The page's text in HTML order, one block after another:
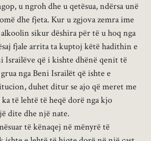
u ngroh dhe u qetësua, ndërsa unë
dhe fjeta. Kur u zgjova zemra ime
sikur dëshira për të u hoq nga
fjale arrita ta kuptoj këtë hadithin e
Israilëve që i kishte dhënë qenit të
nga Beni Israilët që ishte e
duhet ditur se ajo që meret me
të lehtë të heqë dorë nga kjo
dite dhe një nate.
të kënaqej në mënyrë të